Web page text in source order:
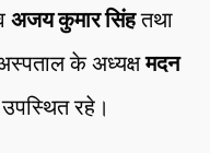
अजय कुमार सिंहतथा
के अध्यक्षमदन
रहे।